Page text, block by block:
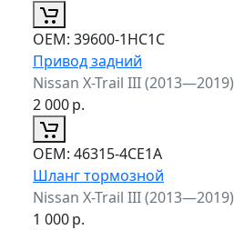
ОЕМ: 39600-1HC1C
Привод задний
Nissan X-Trail III (2013—2019)
2 000р.
ОЕМ: 46315-4CE1A
Шланг тормозной
Nissan X-Trail III (2013—2019)
1 000р.